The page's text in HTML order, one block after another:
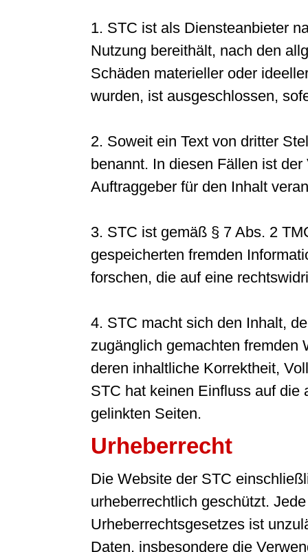
1. STC ist als Diensteanbieter
Nutzung bereithält, nach den
Schäden materieller oder
wurden, ist ausgeschlossen,
2. Soweit ein Text von dritter
benannt. In diesen Fällen ist
Auftraggeber für den Inhalt
3. STC ist gemäß § 7 Abs. 2
gespeicherten fremden
forschen, die auf eine
4. STC macht sich den Inhalt,
zugänglich gemachten fremden
deren inhaltliche Korrektheit,
STC hat keinen Einfluss auf die
gelinkten Seiten.
Urheberrecht
Die Website der STC
urheberrechtlich geschützt.
Urheberrechtsgesetzes ist
Daten, insbesondere die